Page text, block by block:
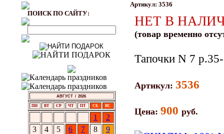
ПОИСК ПО САЙТУ:
АВГУСТ / 2026
ПН ВТ СР ЧТ ПТ СБ ВС
1
2
3
4 5 6 7 8
9
Артикул: 3536
НЕТ В
(товар временно
Тапочки N 7
Артикул: 3536
Цена: 900 руб.